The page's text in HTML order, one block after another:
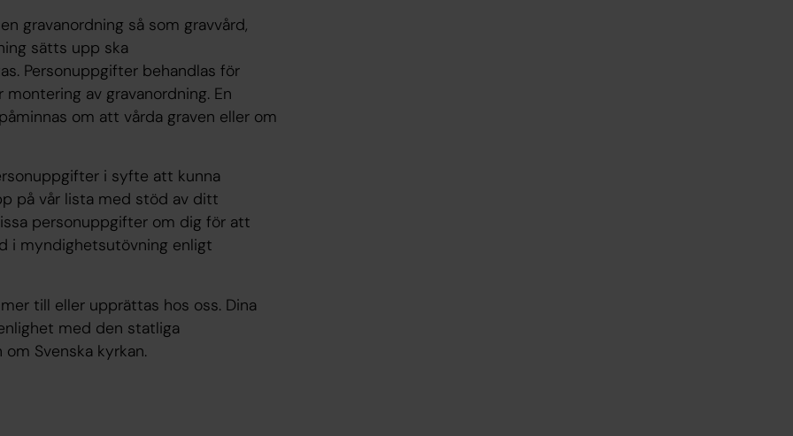
gravanordning så som gravvård,
sätts upp ska
Personuppgifter behandlas för
av gravanordning. En
om att vårda graven eller om
i syfte att kunna
på vår lista med stöd av ditt
personuppgifter om dig för att
i myndighetsutövning enligt
till eller upprättas hos oss. Dina
med den statliga
Svenska kyrkan.